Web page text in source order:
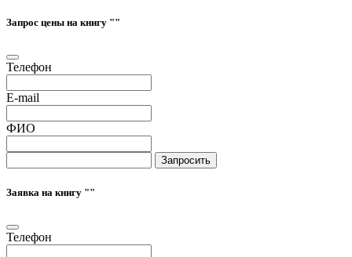
Запрос цены на книгу ""
Телефон
E-mail
ФИО
Запросить
Заявка на книгу ""
Телефон